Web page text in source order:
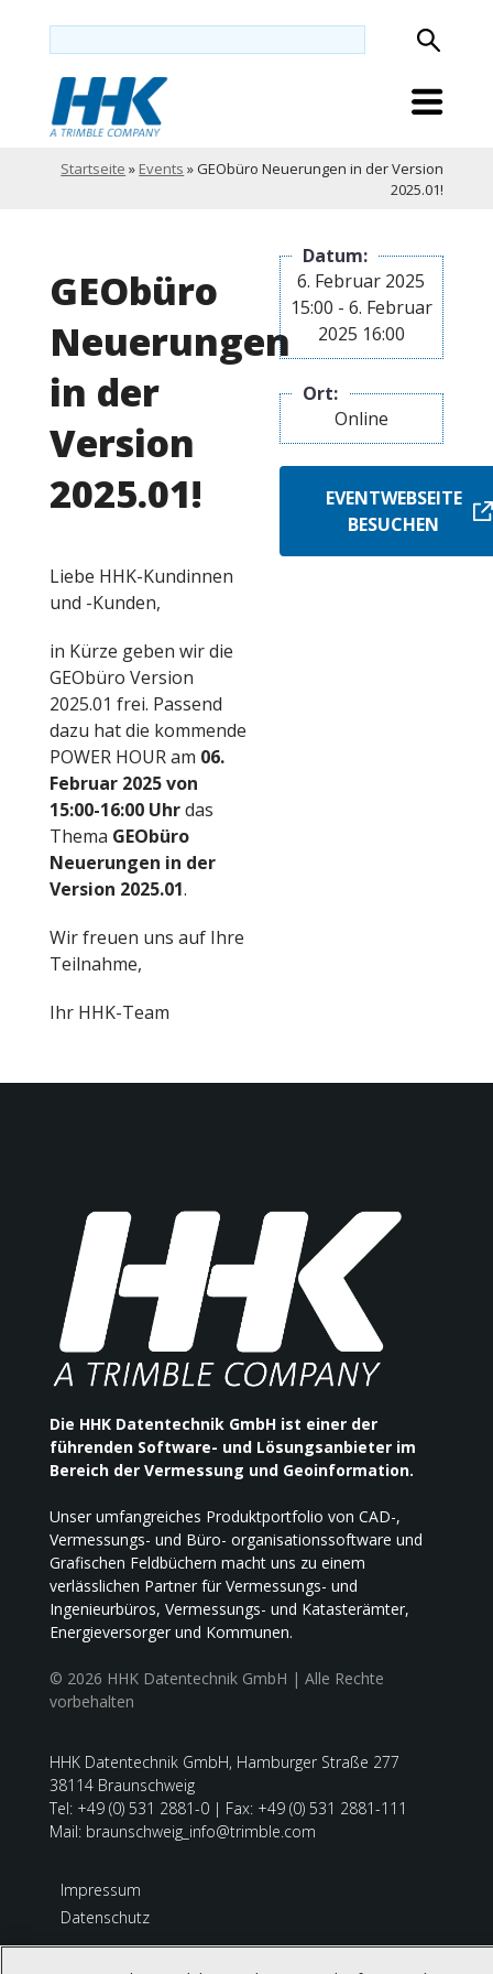
Startseite » Events » GEObüro Neuerungen in der Version
2025.01!
GEObüro
Neuerungen
in der
Version
2025.01!
Liebe HHK-Kundinnen
und -Kunden,
in Kürze geben wir die
GEObüro Version
2025.01 frei. Passend
dazu hat die kommende
POWER HOUR am 06.
Februar 2025 von
15:00-16:00 Uhrdas
Thema GEObüro
Neuerungen in der
Version 2025.01.
Wir freuen uns auf Ihre
Teilnahme,
Ihr HHK-Team
Datum:
6. Februar 2025
15:00 - 6. Februar
2025 16:00
Ort:
Online
EVENTWEBSEITE
BESUCHEN
Die HHK Datentechnik GmbH ist einer der
führenden Software- und Lösungsanbieter im
Bereich der Vermessung und Geoinformation.
Unser umfangreiches Produktportfolio von CAD-,
Vermessungs- und Büro- organisationssoftware und
Grafischen Feldbüchern macht uns zu einem
verlässlichen Partner für Vermessungs- und
Ingenieurbüros, Vermessungs- und Katasterämter,
Energieversorger und Kommunen.
© 2026 HHK Datentechnik GmbH | Alle Rechte
vorbehalten
HHK Datentechnik GmbH, Hamburger Straße 277
38114 Braunschweig
Tel: +49 (0) 531 2881-0 | Fax: +49 (0) 531 2881-111
Mail: braunschweig_info@trimble.com
Impressum
Datenschutz